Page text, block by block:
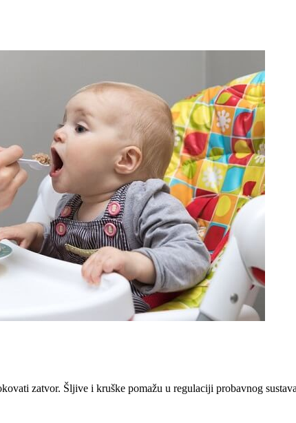
zatvor. Šljive i kruške pomažu u regulaciji probavnog